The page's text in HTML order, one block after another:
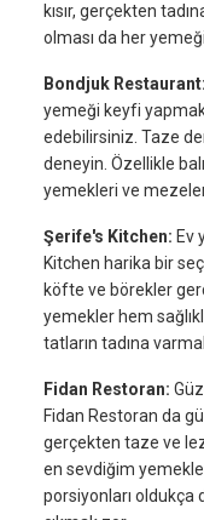
kısır, gerçekten
olması da her yemeği
Bondjuk Restaurant:
yemeği keyfi
edebilirsiniz. Taze
deneyin. Özellikle
yemekleri ve
Şerife's Kitchen: Ev
Kitchen harika bir
köfte ve börekler
yemekler hem
tatların tadına
Fidan Restoran:
Fidan Restoran da
gerçekten taze ve
en sevdiğim
porsiyonları oldukça